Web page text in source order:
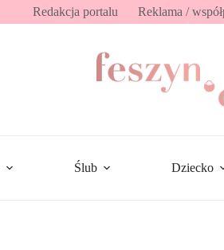
Redakcja portalu Reklama /
Ślub Dziecko